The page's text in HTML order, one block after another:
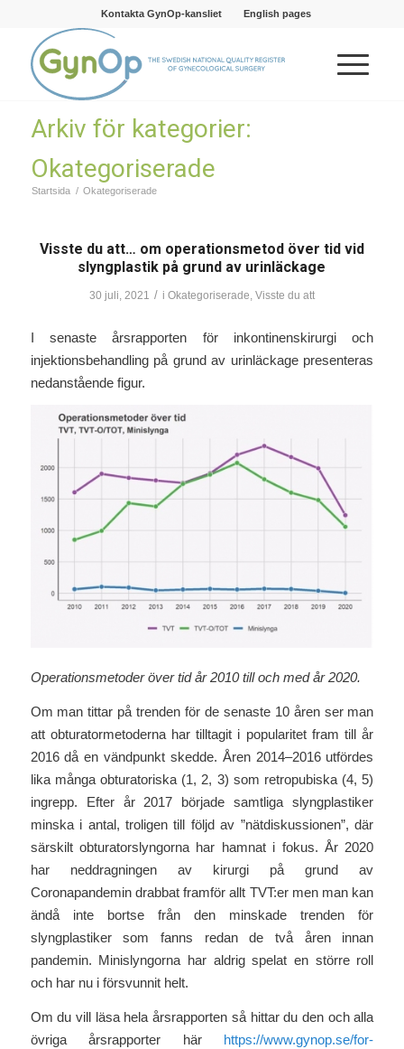
Kontakta GynOp-kansliet English pages
Arkiv för kategorier:
Okategoriserade
Startsida / Okategoriserade
Visste du att… om operationsmetod över tid vid
slyngplastik på grund av urinläckage
30 juli, 2021 / i Okategoriserade, Visste du att
I senaste årsrapporten för inkontinenskirurgi och
injektionsbehandling på grund av urinläckage presenteras
nedanstående figur.
Operationsmetoder över tid år 2010 till och med år 2020.
Om man tittar på trenden för de senaste 10 åren ser man
att obturatormetoderna har tilltagit i popularitet fram till år
2016 då en vändpunkt skedde. Åren 2014–2016 utfördes
lika många obturatoriska (1, 2, 3) som retropubiska (4, 5)
ingrepp. Efter år 2017 började samtliga slyngplastiker
minska i antal, troligen till följd av ”nätdiskussionen”, där
särskilt obturatorslyngorna har hamnat i fokus. År 2020
har neddragningen av kirurgi på grund av
Coronapandemin drabbat framför allt TVT:er men man kan
ändå inte bortse från den minskade trenden för
slyngplastiker som fanns redan de två åren innan
pandemin. Minislyngorna har aldrig spelat en större roll
och har nu i försvunnit helt.
Om du vill läsa hela årsrapporten så hittar du den och alla
övriga årsrapporter här https://www.gynop.se/for-